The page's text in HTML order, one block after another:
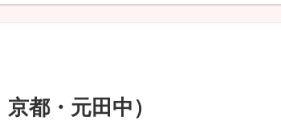
都・元田中）